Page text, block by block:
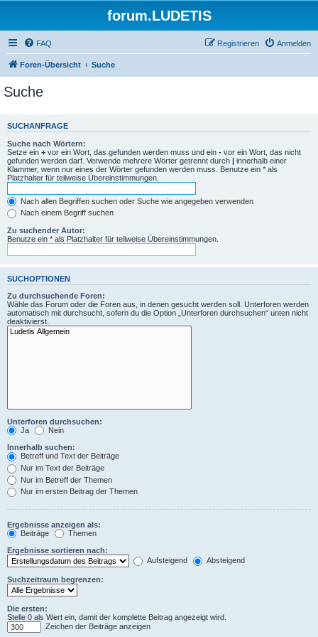
forum.LUDETIS
FAQ Anmelden
Registrieren
Foren-Übersicht Suche
Suche
SUCHANFRAGE
Suche nach Wörtern:
Setze ein + vor ein Wort, das gefunden werden muss und ein - vor ein Wort, das nicht
gefunden werden darf. Verwende mehrere Wörter getrennt durch | innerhalb einer
Klammer, wenn nur eines der Wörter gefunden werden muss. Benutze ein * als
Platzhalter für teilweise Übereinstimmungen.
Nach allen Begriffen suchen oder Suche wie angegeben verwenden
Nach einem Begriff suchen
Zu suchender Autor:
Benutze ein * als Platzhalter für teilweise Übereinstimmungen.
SUCHOPTIONEN
Zu durchsuchende Foren:
Wähle das Forum oder die Foren aus, in denen gesucht werden soll. Unterforen werden
automatisch mit durchsucht, sofern du die Option „Unterforen durchsuchen“ unten nicht
deaktivierst.
Unterforen durchsuchen:
Ja
Nein
Innerhalb suchen:
Betreff und Text der Beiträge
Nur im Text der Beiträge
Nur im Betreff der Themen
Nur im ersten Beitrag der Themen
Ergebnisse anzeigen als:
Beiträge
Themen
Ergebnisse sortieren nach:
Aufsteigend
Absteigend
Suchzeitraum begrenzen:
Die ersten:
Stelle 0 als Wert ein, damit der komplette Beitrag angezeigt wird.
Zeichen der Beiträge anzeigen